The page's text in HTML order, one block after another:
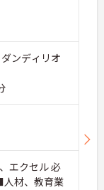
ンディリオ
エクセル 必
材、教育業